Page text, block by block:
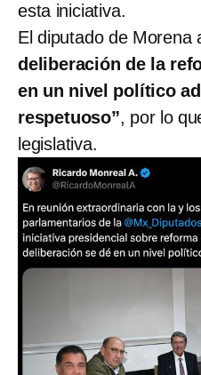
esta iniciativa.
El diputado de Morena
deliberación de la
en un nivel político
respetuoso”, por lo
legislativa.